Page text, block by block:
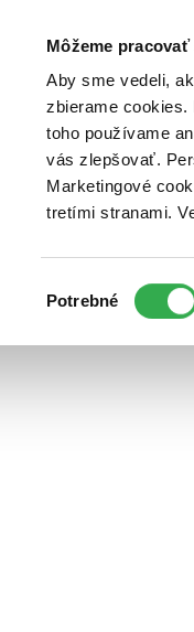
Môžeme
Aby sme vedeli,
zbierame cookies.
toho používame
vás zlepšovať.
Marketingové
tretími stranami.
súhlasu
Potrebné
Poukážky